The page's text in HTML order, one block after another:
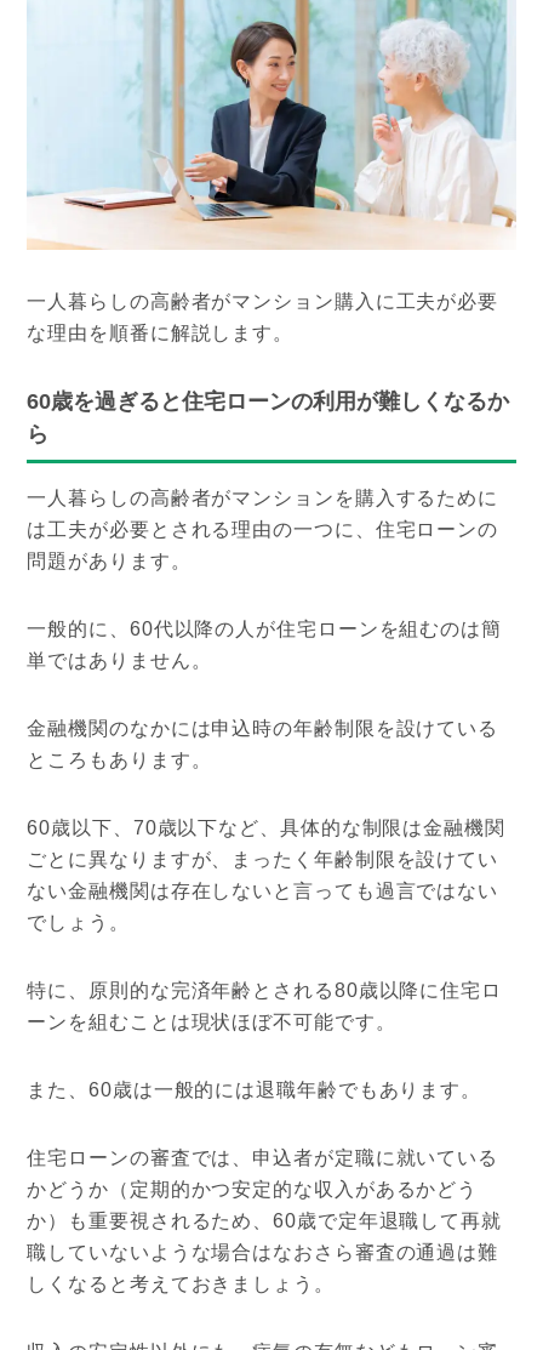
一人暮らしの高齢者がマンション購入に工夫が必要
な理由を順番に解説します。
60歳を過ぎると住宅ローンの利用が難しくなるか
ら
一人暮らしの高齢者がマンションを購入するために
は工夫が必要とされる理由の一つに、住宅ローンの
問題があります。
一般的に、60代以降の人が住宅ローンを組むのは簡
単ではありません。
金融機関のなかには申込時の年齢制限を設けている
ところもあります。
60歳以下、70歳以下など、具体的な制限は金融機関
ごとに異なりますが、まったく年齢制限を設けてい
ない金融機関は存在しないと言っても過言ではない
でしょう。
特に、原則的な完済年齢とされる80歳以降に住宅ロ
ーンを組むことは現状ほぼ不可能です。
また、60歳は一般的には退職年齢でもあります。
住宅ローンの審査では、申込者が定職に就いている
かどうか（定期的かつ安定的な収入があるかどう
か）も重要視されるため、60歳で定年退職して再就
職していないような場合はなおさら審査の通過は難
しくなると考えておきましょう。